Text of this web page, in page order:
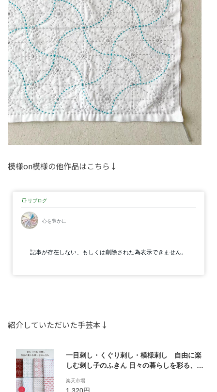
模様on模様の他作品はこちら↓
紹介していただいた手芸本↓
一目刺し・くぐり刺し・模様刺し 自由に楽
しむ刺し子のふきん 日々の暮らしを彩る、色
シリーズ）
楽天市場